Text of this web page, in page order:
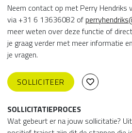
Neem contact op met Perry Hendriks
via +31 6 13636082 of
meer weten over deze functie of
je graag verder met meer informatie
je vragen.
SOLLICITEER
SOLLICITATIEPROCES
Wat gebeurt er na jouw sollicitatie?